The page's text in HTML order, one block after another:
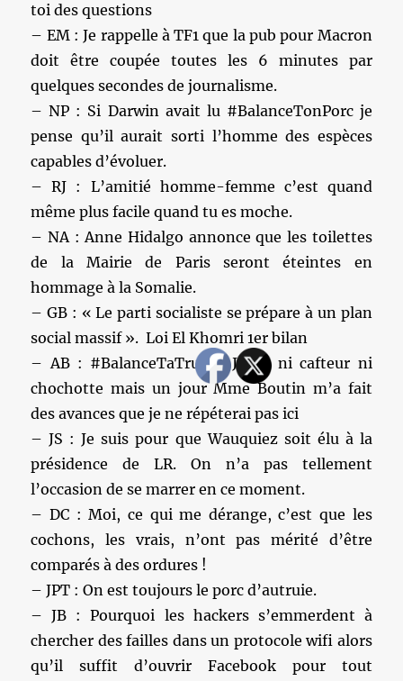
toi des questions
– EM : Je rappelle à TF1 que la pub pour Macron
doit être coupée toutes les 6 minutes par
quelques secondes de journalisme.
– NP : Si Darwin avait lu #BalanceTonPorc je
pense qu’il aurait sorti l’homme des espèces
capables d’évoluer.
– RJ : L’amitié homme-femme c’est quand
même plus facile quand tu es moche.
– NA : Anne Hidalgo annonce que les toilettes
de la Mairie de Paris seront éteintes en
hommage à la Somalie.
– GB : « Le parti socialiste se prépare à un plan
social massif ». Loi El Khomri 1er bilan
– AB : #BalanceTaTruie, J’suis ni cafteur ni
chochotte mais un jour Mme Boutin m’a fait
des avances que je ne répéterai pas ici
– JS : Je suis pour que Wauquiez soit élu à la
présidence de LR. On n’a pas tellement
l’occasion de se marrer en ce moment.
– DC : Moi, ce qui me dérange, c’est que les
cochons, les vrais, n’ont pas mérité d’être
comparés à des ordures !
– JPT : On est toujours le porc d’autruie.
– JB : Pourquoi les hackers s’emmerdent à
chercher des failles dans un protocole wifi alors
qu’il suffit d’ouvrir Facebook pour tout